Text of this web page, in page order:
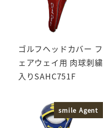
ゴルフヘッドカバー フ
ェアウェイ用 肉球刺繍
入りSAHC751F
smile Agent